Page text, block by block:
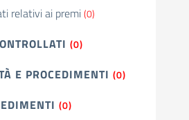
relativi ai premi(0)
(0)
E PROCEDIMENTI (0)
(0)